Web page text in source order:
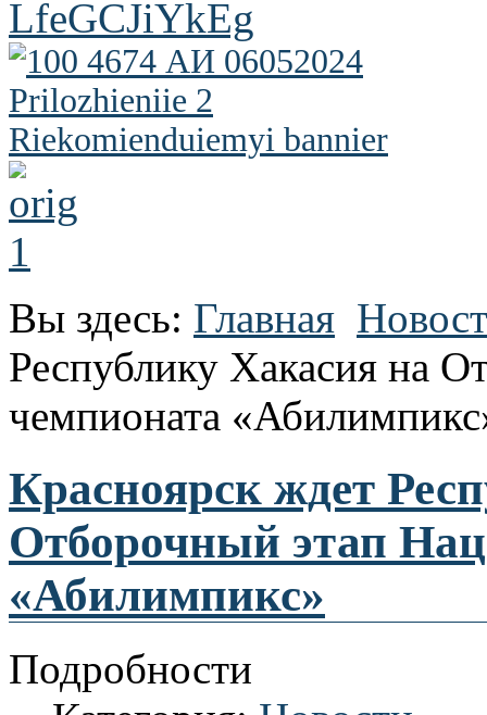
Вы здесь: Главная
Республику Хакасия на
чемпионата
Красноярск ждет
Отборочный этап
«Абилимпикс»
Подробности